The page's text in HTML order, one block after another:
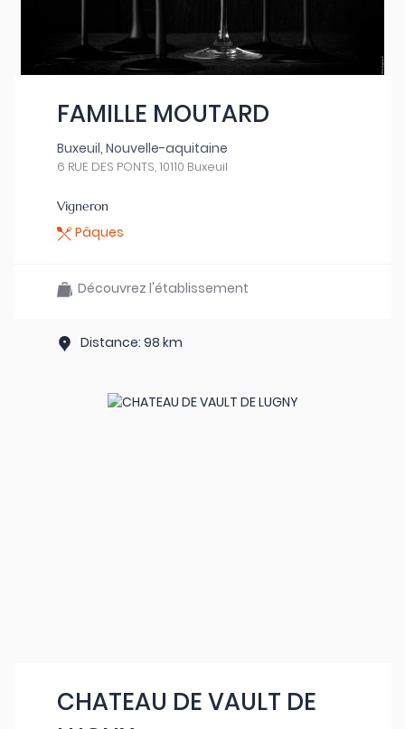
FAMILLE MOUTARD
Buxeuil, Nouvelle-aquitaine
6 RUE DES PONTS, 10110 Buxeuil
Vigneron
Pâques
Découvrez l'établissement
Distance: 98 km
CHATEAU DE VAULT DE